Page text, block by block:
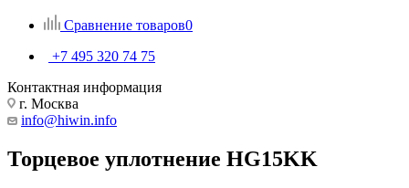
Сравнение товаров0
+7 495 320 74 75
Контактная информация
г. Москва
info@hiwin.info
Торцевое уплотнение HG15KK